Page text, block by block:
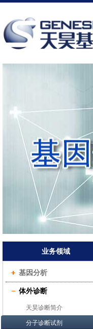
业务领域
基因分析
体外诊断
天昊诊断简介
分子诊断试剂